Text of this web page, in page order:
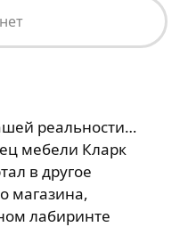
реальности…
мебели Кларк
в другое
магазина,
лабиринте